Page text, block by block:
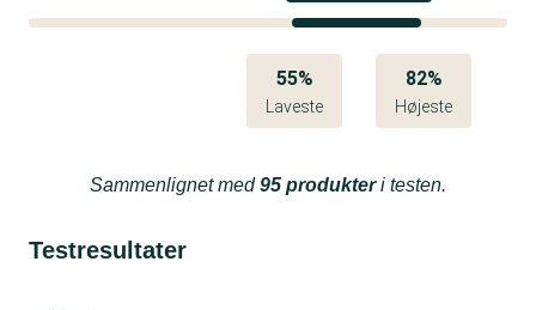
55%
Laveste
82%
Højeste
Sammenlignet med95 produkteri testen.
Testresultater